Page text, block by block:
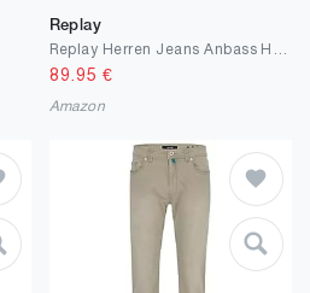
Replay
89.95 €
Amazon